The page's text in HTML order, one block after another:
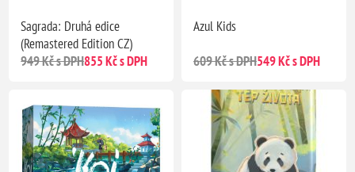
Sagrada: Druhá edice
(Remastered Edition CZ)
949 Kč s DPH855 Kč s DPH
Azul Kids
609 Kč s DPH549 Kč s DPH